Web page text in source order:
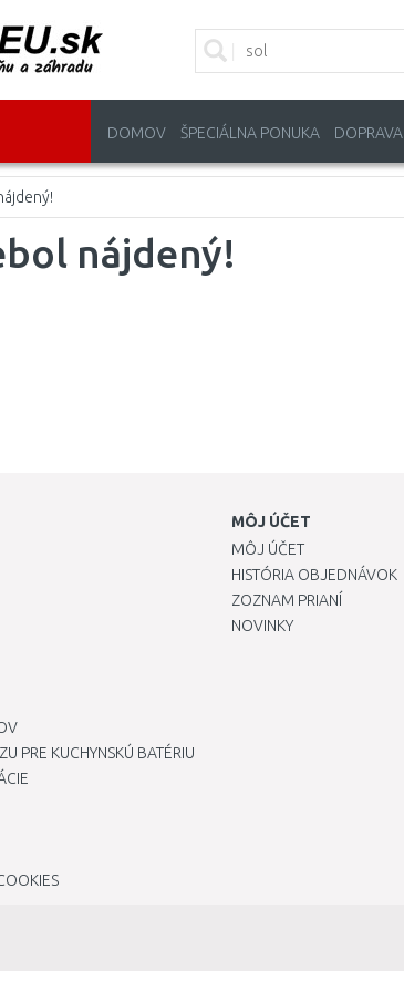
DOMOV ŠPECIÁLNA PONUKA DOPRAVA
nájdený!
PRE KUCHYNSKÚ BATÉRIU
MÔJ ÚČET
MÔJ ÚČET
HISTÓRIA OBJEDNÁVOK
ZOZNAM PRIANÍ
NOVINKY